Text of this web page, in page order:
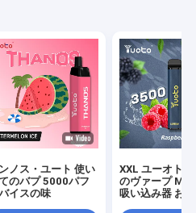
ノス・ユート 使い
のバプ 5000パフ
イスの味
XXL ユーオト
のヴァープ
吸い込み器 お